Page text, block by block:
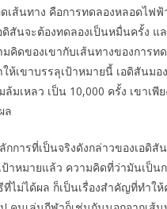
เส้นทาง คือการทดลองหลอดไฟฟ้
ดิสันจะต้องทดลองเป็นหมื่นครั้ง แล
คิดของเขากับเส้นทางของการท
ห้เขาบรรลุเป้าหมายนี้ เอดิสันมอ
มเหลว เป็น 10,000 ครั้ง เขาเพี
ล
กการที่เป็นจริงดังกล่าวของเอดิสั
ป้าหมายแล้ว ความคิดที่ว่ามันเป็น
ที่ไม่ได้ผล ก็เป็นเรื่องสำคัญที่ทำให้